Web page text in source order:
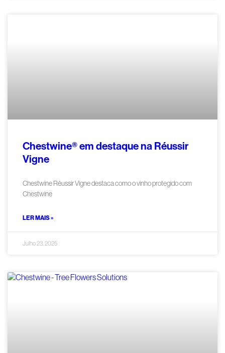
Chestwine® em destaque na Réussir
Vigne
Chestwine Réussir Vigne destaca como o vinho protegido com
Chestwine
LER MAIS »
Julho 23, 2025